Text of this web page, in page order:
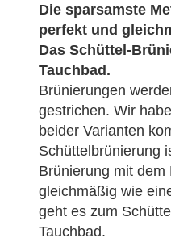
Die sparsamste
perfekt und
Das Schüttel-
Tauchbad.
Brünierungen
gestrichen. Wir
beider Varianten
Schüttelbrünierung
Brünierung mit
gleichmäßig wie
geht es zum
Tauchbad.